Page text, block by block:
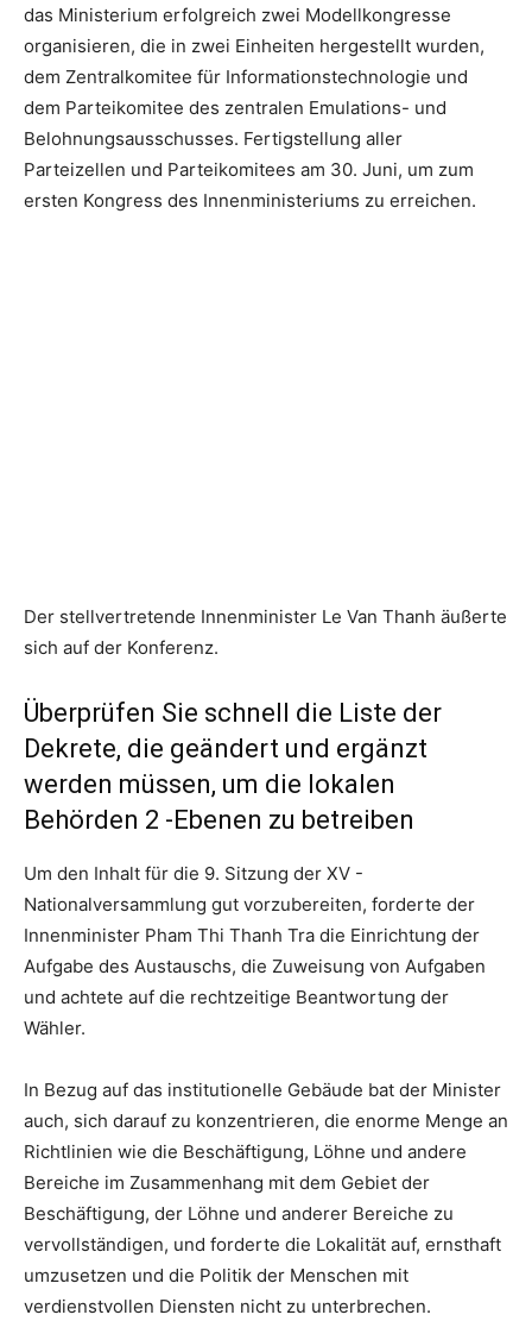
das Ministerium erfolgreich zwei Modellkongresse
organisieren, die in zwei Einheiten hergestellt wurden,
dem Zentralkomitee für Informationstechnologie und
dem Parteikomitee des zentralen Emulations- und
Belohnungsausschusses. Fertigstellung aller
Parteizellen und Parteikomitees am 30. Juni, um zum
ersten Kongress des Innenministeriums zu erreichen.
Der stellvertretende Innenminister Le Van Thanh äußerte
sich auf der Konferenz.
Überprüfen Sie schnell die Liste der
Dekrete, die geändert und ergänzt
werden müssen, um die lokalen
Behörden 2 -Ebenen zu betreiben
Um den Inhalt für die 9. Sitzung der XV -
Nationalversammlung gut vorzubereiten, forderte der
Innenminister Pham Thi Thanh Tra die Einrichtung der
Aufgabe des Austauschs, die Zuweisung von Aufgaben
und achtete auf die rechtzeitige Beantwortung der
Wähler.
In Bezug auf das institutionelle Gebäude bat der Minister
auch, sich darauf zu konzentrieren, die enorme Menge an
Richtlinien wie die Beschäftigung, Löhne und andere
Bereiche im Zusammenhang mit dem Gebiet der
Beschäftigung, der Löhne und anderer Bereiche zu
vervollständigen, und forderte die Lokalität auf, ernsthaft
umzusetzen und die Politik der Menschen mit
verdienstvollen Diensten nicht zu unterbrechen.